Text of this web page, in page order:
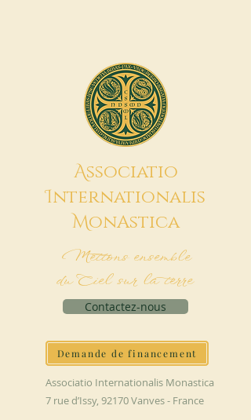
Associatio
Internationalis
MonAstica
Mettons ensemble
du Ciel sur la terre
Contactez-nous
Demande de financement
Associatio Internationalis Monastica
7 rue d’Issy, 92170 Vanves - France